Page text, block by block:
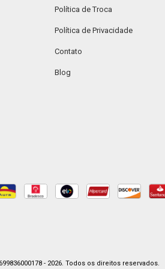
Política de Troca
Política de Privacidade
Contato
Blog
- 2026. Todos os direitos reservados.